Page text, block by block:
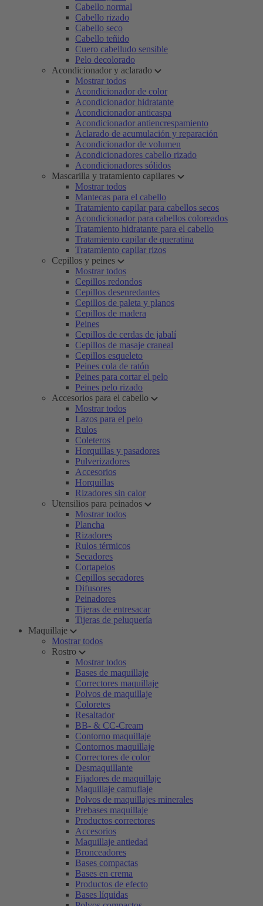
Cabello normal
Cabello rizado
Cabello seco
Cabello teñido
Cuero cabelludo sensible
Pelo decolorado
Acondicionador y aclarado
Mostrar todos
Acondicionador de color
Acondicionador hidratante
Acondicionador anticaspa
Acondicionador antiencrespamiento
Aclarado de acumulación y reparación
Acondicionador de volumen
Acondicionadores cabello rizado
Acondicionadores sólidos
Mascarilla y tratamiento capilares
Mostrar todos
Mantecas para el cabello
Tratamiento capilar para cabellos secos
Acondicionador para cabellos coloreados
Tratamiento hidratante para el cabello
Tratamiento capilar de queratina
Tratamiento capilar rizos
Cepillos y peines
Mostrar todos
Cepillos redondos
Cepillos desenredantes
Cepillos de paleta y planos
Cepillos de madera
Peines
Cepillos de cerdas de jabalí
Cepillos de masaje craneal
Cepillos esqueleto
Peines cola de ratón
Peines para cortar el pelo
Peines pelo rizado
Accesorios para el cabello
Mostrar todos
Lazos para el pelo
Rulos
Coleteros
Horquillas y pasadores
Pulverizadores
Accesorios
Horquillas
Rizadores sin calor
Utensilios para peinados
Mostrar todos
Plancha
Rizadores
Rulos térmicos
Secadores
Cortapelos
Cepillos secadores
Difusores
Peinadores
Tijeras de entresacar
Tijeras de peluquería
Maquillaje
Mostrar todos
Rostro
Mostrar todos
Bases de maquillaje
Correctores maquillaje
Polvos de maquillaje
Coloretes
Resaltador
BB- & CC-Cream
Contorno maquillaje
Contornos maquillaje
Correctores de color
Desmaquillante
Fijadores de maquillaje
Maquillaje camuflaje
Polvos de maquillajes minerales
Prebases maquillaje
Productos correctores
Accesorios
Maquillaje antiedad
Bronceadores
Bases compactas
Bases en crema
Productos de efecto
Bases líquidas